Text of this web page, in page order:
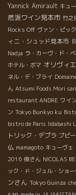
Yannick Amirault キュ
然派ワイン見本市 竹之
Rocks Off ヴァン・ピッ
ィニ・シュッド見本市
Nadja ラ・カーヴ・ド・
ホテル・ボマ オリヴィ
ネル・デ・ブライ
ん Atsumi Foods Mori san
restaurant ANDRE ワイ
ン Tokyo Bunkyo ku
bistro de Paris Iidabashi
トリック・デプラ プピ
仏 mamagoto キューヴェ
2016 俊さん NICOLAS
ック・ド・ジュル・ショー
ンさん Tokyo Guinza